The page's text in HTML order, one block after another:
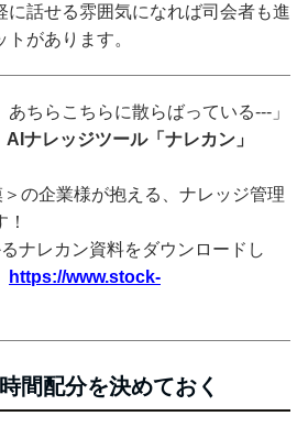
に話せる雰囲気になれば司会者も進
があります。
あちらこちらに散らばっている---」
AIナレッジツール「ナレカン」
の企業様が抱える、ナレッジ管理
ナレカン資料をダウンロードし
https://www.stock-
間配分を決めておく